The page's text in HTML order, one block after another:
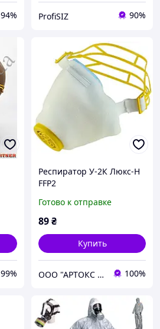
94% ProfiSIZ 90%
99%
Респиратор У-2К Люкс-Н
FFP2
Готово к отправке
89₴
Купить
ООО "АРТОКС ЛТД" 100%